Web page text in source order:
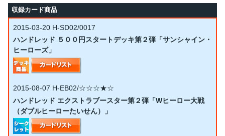
収録カード商品
2015-03-20 H-SD02/0017
ハンドレッド ５００円スタートデッキ第２弾「サンシャイン・
ヒーローズ」
2015-08-07 H-EB02/☆☆☆★☆
ハンドレッド エクストラブースター第２弾「Wヒーロー大戦
（ダブルヒーローたいせん）」